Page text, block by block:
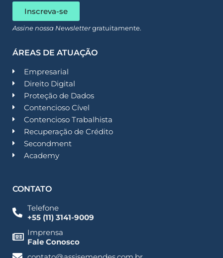
Inscreva-se
Assine nossa Newslettergratuitamente.
ÁREAS DE ATUAÇÃO
Empresarial
Direito Digital
Proteção de Dados
Contencioso Cível
Contencioso Trabalhista
Recuperação de Crédito
Secondment
Academy
CONTATO
Telefone
+55 (11) 3141-9009
Imprensa
Fale Conosco